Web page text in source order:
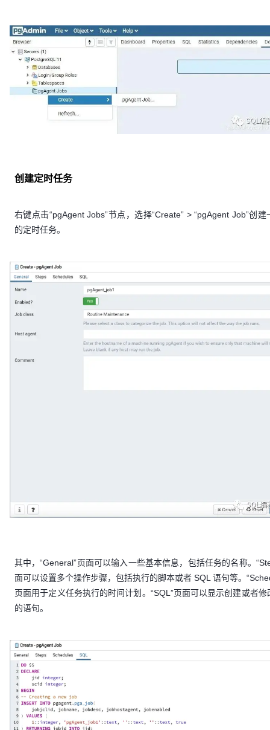
创建定时任务
右键点击“pgAgent Jobs”节点，选择“Create” > “pgAgent Job”创建
的定时任务。
其中，“General”页面可以输入一些基本信息，包括任务的名称。
面可以设置多个操作步骤，包括执行的脚本或者 SQL 语句等。
页面用于定义任务执行的时间计划。“SQL”页面可以显示创建或者修
的语句。